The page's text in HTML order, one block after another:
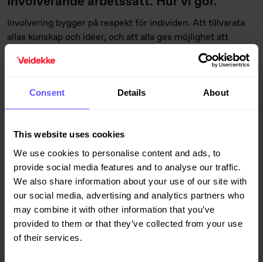
Consent Details About
This website uses cookies
We use cookies to personalise content and ads, to
provide social media features and to analyse our traffic.
We also share information about your use of our site with
our social media, advertising and analytics partners who
may combine it with other information that you’ve
provided to them or that they’ve collected from your use
of their services.
Involvering bygger på respekt för individen. Att tillvarata
allas kunskap och idéer, och att alla ges möjlighet att
påverka sin arbetssituation. Det handlar om att jobba
smartare, inte snabbare. Och det löper som en röd tråd
Involverande planering som ger ökad produktivitet och
Fokus på teamet för att bygga engagemang och säkra
delaktighet.
Gemensamma arbetssätt där vi använder digitala
hjälpmedel för att effektivisera, öka kvalitéten och
säkerställa att alla alltid har rätt och uppdaterad
information under hela projektets gång.
Läs mer om vårt involverande arbetssätt